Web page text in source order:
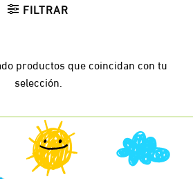
FILTRAR
productos que coincidan con tu
selección.